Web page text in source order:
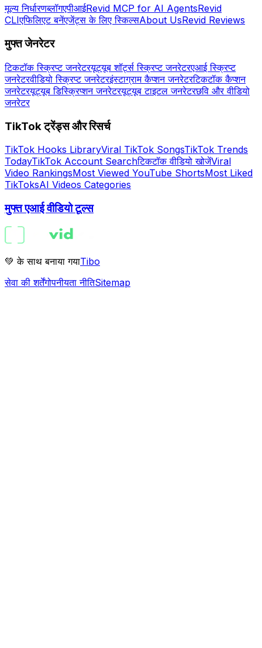
मूल्य निर्धारणब्लॉगएपीआईRevid MCP for AI AgentsRevid
CLIएफिलिएट बनेंएजेंट्स के लिए स्किल्सAbout UsRevid Reviews
मुफ्त जेनरेटर
टिकटॉक स्क्रिप्ट जनरेटरयूट्यूब शॉर्ट्स स्क्रिप्ट जनरेटरएआई स्क्रिप्ट
जनरेटरवीडियो स्क्रिप्ट जनरेटरइंस्टाग्राम कैप्शन जनरेटरटिकटॉक कैप्शन
जनरेटरयूट्यूब डिस्क्रिप्शन जनरेटरयूट्यूब टाइटल जनरेटरछवि और वीडियो
जनरेटर
TikTok ट्रेंड्स और रिसर्च
TikTok Hooks LibraryViral TikTok SongsTikTok Trends
TodayTikTok Account Searchटिकटॉक वीडियो खोजेंViral
Video RankingsMost Viewed YouTube ShortsMost Liked
TikToksAI Videos Categories
मुफ्त एआई वीडियो टूल्स
💚 के साथ बनाया गयाTibo
सेवा की शर्तेंगोपनीयता नीतिSitemap